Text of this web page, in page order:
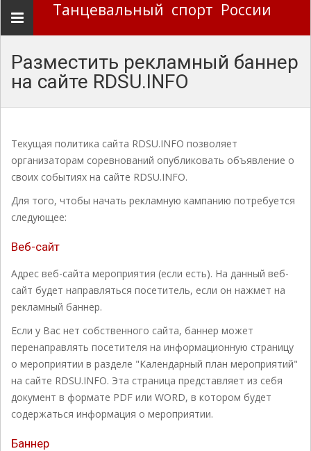
НавигацияТанцевальный спорт России
Разместить рекламный баннер
на сайте RDSU.INFO
Текущая политика сайта RDSU.INFO позволяет
организаторам соревнований опубликовать объявление о
своих событиях на сайте RDSU.INFO.
Для того, чтобы начать рекламную кампанию потребуется
следующее:
Веб-сайт
Адрес веб-сайта мероприятия (если есть). На данный веб-
сайт будет направляться посетитель, если он нажмет на
рекламный баннер.
Если у Вас нет собственного сайта, баннер может
перенаправлять посетителя на информационную страницу
о мероприятии в разделе "Календарный план мероприятий"
на сайте RDSU.INFO. Эта страница представляет из себя
документ в формате PDF или WORD, в котором будет
содержаться информация о мероприятии.
Баннер